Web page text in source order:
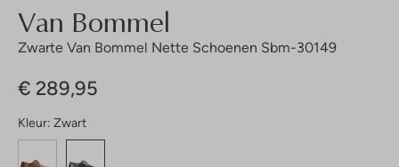
Van Bommel
Zwarte Van Bommel Nette Schoenen Sbm-30149
€ 289,95
Kleur: Zwart